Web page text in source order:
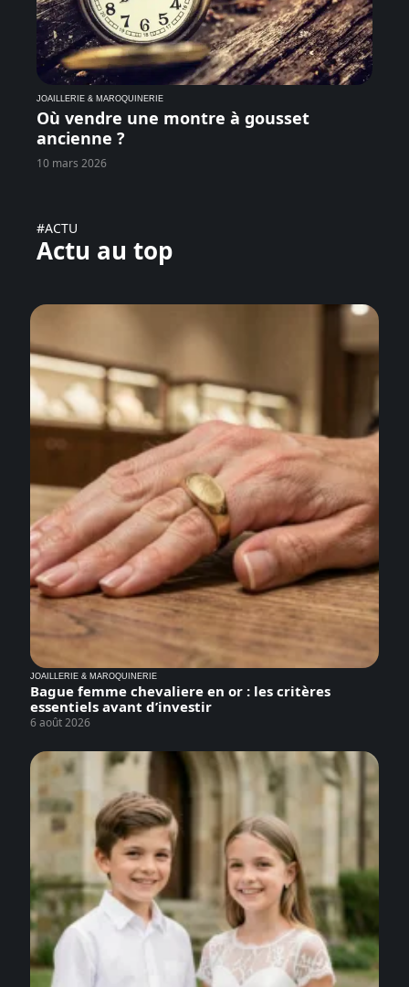
JOAILLERIE & MAROQUINERIE
Où vendre une montre à gousset
ancienne ?
10 mars 2026
#ACTU
Actu au top
JOAILLERIE & MAROQUINERIE
Bague femme chevaliere en or : les critères
essentiels avant d’investir
6 août 2026